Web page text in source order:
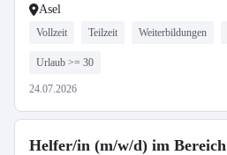
Asel
Vollzeit Teilzeit Weiterbildungen
Urlaub >= 30
24.07.2026
Helfer/in (m/w/d) im Bereich